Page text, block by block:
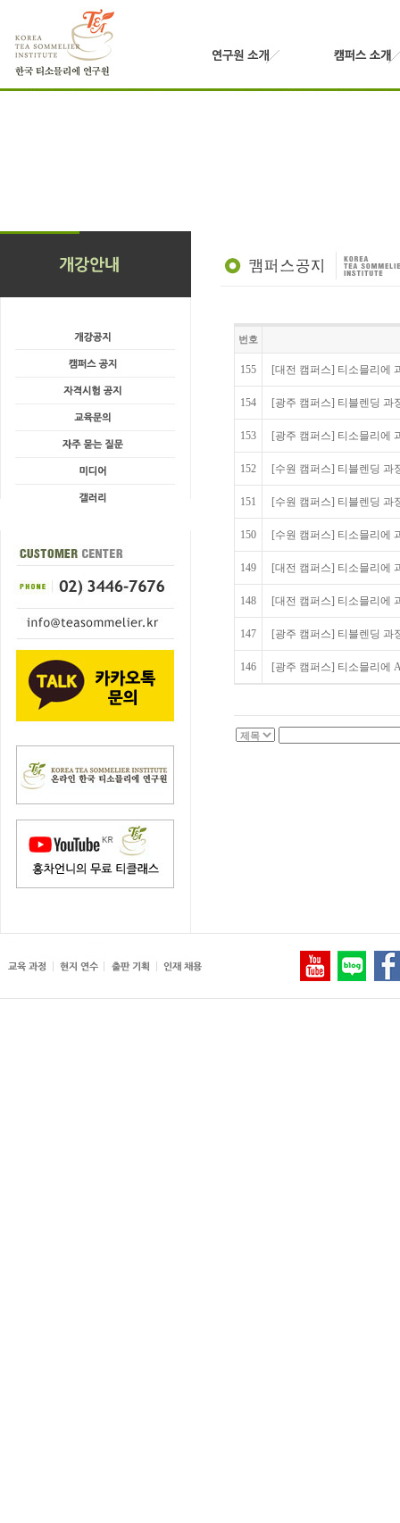
번호
155 [대전 캠퍼스] 티소믈리에
154 [광주 캠퍼스] 티블렌딩 과
153 [광주 캠퍼스] 티소믈리에
152 [수원 캠퍼스] 티블렌딩 과
151 [수원 캠퍼스] 티블렌딩 과
150 [수원 캠퍼스] 티소믈리에
149 [대전 캠퍼스] 티소믈리에
148 [대전 캠퍼스] 티소믈리에
147 [광주 캠퍼스] 티블렌딩 과
146 [광주 캠퍼스] 티소믈리에